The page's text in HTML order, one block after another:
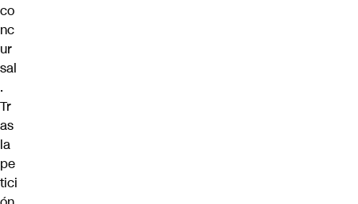
co
nc
ur
sal
.
Tr
as
la
pe
tici